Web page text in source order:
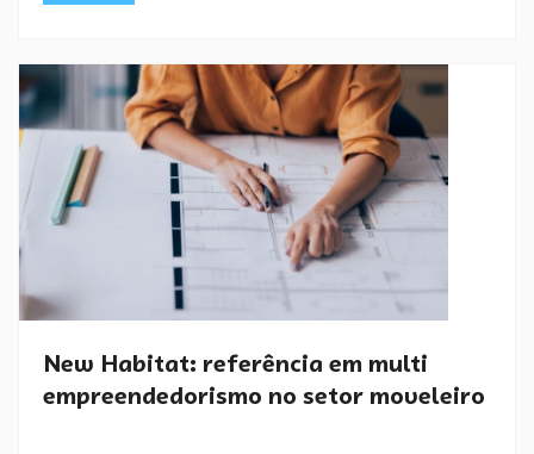
New Habitat: referência em multi
empreendedorismo no setor moveleiro